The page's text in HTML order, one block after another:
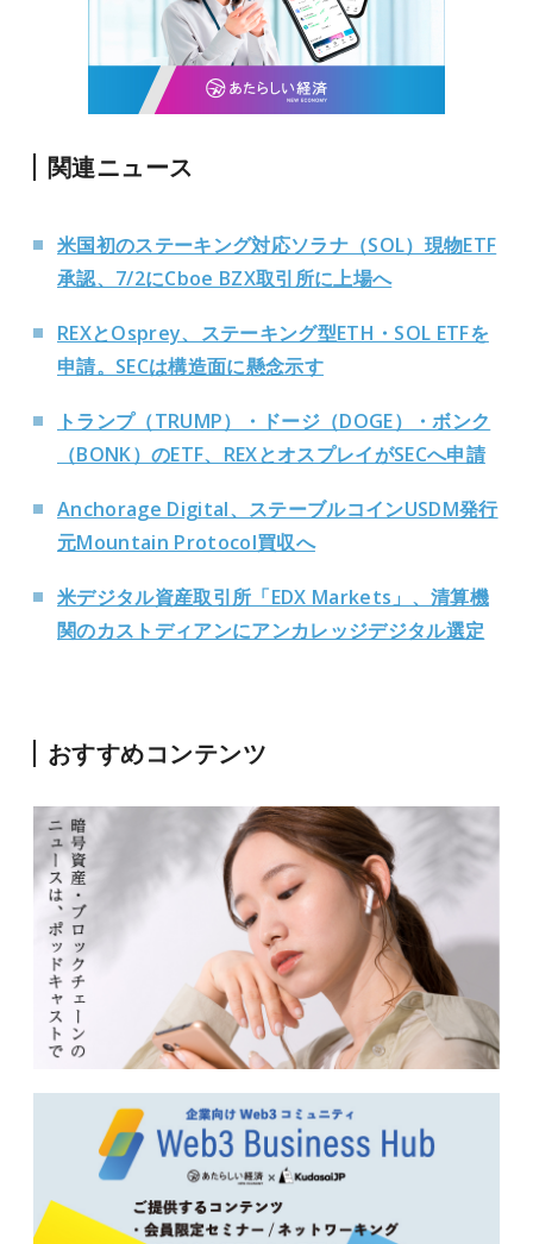
関連ニュース
米国初のステーキング対応ソラナ（SOL）現物ETF
承認、7/2にCboe BZX取引所に上場へ
REXとOsprey、ステーキング型ETH・SOL ETFを
申請。SECは構造面に懸念示す
トランプ（TRUMP）・ドージ（DOGE）・ボンク
（BONK）のETF、REXとオスプレイがSECへ申請
Anchorage Digital、ステーブルコインUSDM発行
元Mountain Protocol買収へ
米デジタル資産取引所「EDX Markets」、清算機
関のカストディアンにアンカレッジデジタル選定
おすすめコンテンツ